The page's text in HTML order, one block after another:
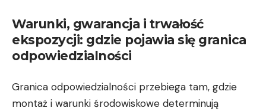
Warunki, gwarancja i trwałość
ekspozycji: gdzie pojawia się granica
odpowiedzialności
Granica odpowiedzialności przebiega tam, gdzie
montaż i warunki środowiskowe determinują